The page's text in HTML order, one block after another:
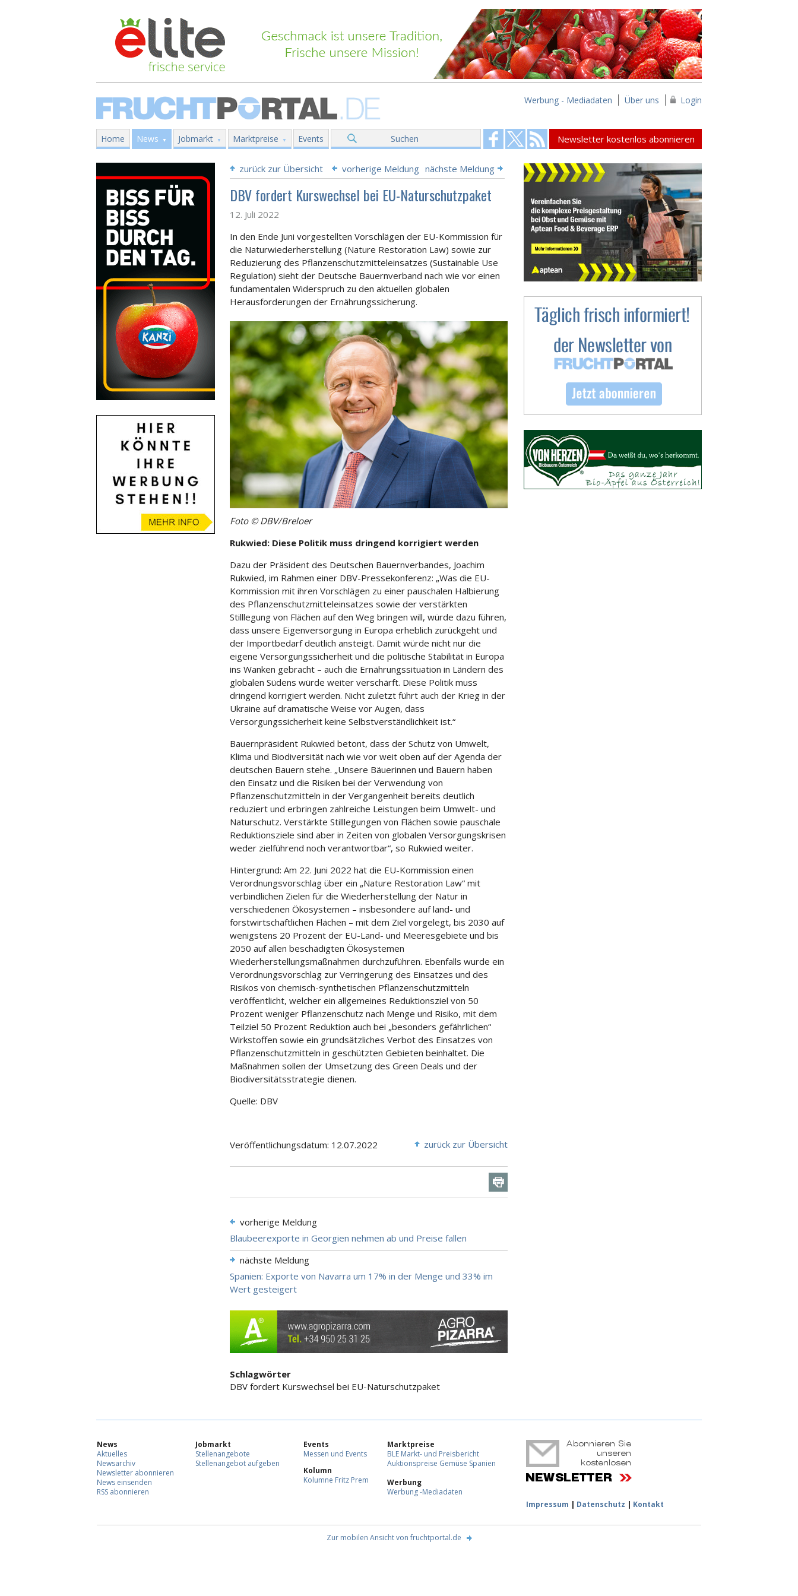
Werbung - Mediadaten Über uns Login
Home News Jobmarkt Marktpreise Events Suchen Newsletter kostenlos abonnieren
zurück zur Übersicht vorherige Meldung nächste Meldung
DBV fordert Kurswechsel bei EU-Naturschutzpaket
12. Juli 2022
In den Ende Juni vorgestellten Vorschlägen der EU-Kommission für
die Naturwiederherstellung (Nature Restoration Law) sowie zur
Reduzierung des Pflanzenschutzmitteleinsatzes (Sustainable Use
Regulation) sieht der Deutsche Bauernverband nach wie vor einen
fundamentalen Widerspruch zu den aktuellen globalen
Herausforderungen der Ernährungssicherung.
Foto © DBV/Breloer
Rukwied: Diese Politik muss dringend korrigiert werden
Dazu der Präsident des Deutschen Bauernverbandes, Joachim
Rukwied, im Rahmen einer DBV-Pressekonferenz: „Was die EU-
Kommission mit ihren Vorschlägen zu einer pauschalen Halbierung
des Pflanzenschutzmitteleinsatzes sowie der verstärkten
Stilllegung von Flächen auf den Weg bringen will, würde dazu führen,
dass unsere Eigenversorgung in Europa erheblich zurückgeht und
der Importbedarf deutlich ansteigt. Damit würde nicht nur die
eigene Versorgungssicherheit und die politische Stabilität in Europa
ins Wanken gebracht – auch die Ernährungssituation in Ländern des
globalen Südens würde weiter verschärft. Diese Politik muss
dringend korrigiert werden. Nicht zuletzt führt auch der Krieg in der
Ukraine auf dramatische Weise vor Augen, dass
Versorgungssicherheit keine Selbstverständlichkeit ist.“
Bauernpräsident Rukwied betont, dass der Schutz von Umwelt,
Klima und Biodiversität nach wie vor weit oben auf der Agenda der
deutschen Bauern stehe. „Unsere Bäuerinnen und Bauern haben
den Einsatz und die Risiken bei der Verwendung von
Pflanzenschutzmitteln in der Vergangenheit bereits deutlich
reduziert und erbringen zahlreiche Leistungen beim Umwelt- und
Naturschutz. Verstärkte Stilllegungen von Flächen sowie pauschale
Reduktionsziele sind aber in Zeiten von globalen Versorgungskrisen
weder zielführend noch verantwortbar“, so Rukwied weiter.
Hintergrund: Am 22. Juni 2022 hat die EU-Kommission einen
Verordnungsvorschlag über ein „Nature Restoration Law“ mit
verbindlichen Zielen für die Wiederherstellung der Natur in
verschiedenen Ökosystemen – insbesondere auf land- und
forstwirtschaftlichen Flächen – mit dem Ziel vorgelegt, bis 2030 auf
wenigstens 20 Prozent der EU-Land- und Meeresgebiete und bis
2050 auf allen beschädigten Ökosystemen
Wiederherstellungsmaßnahmen durchzuführen. Ebenfalls wurde ein
Verordnungsvorschlag zur Verringerung des Einsatzes und des
Risikos von chemisch-synthetischen Pflanzenschutzmitteln
veröffentlicht, welcher ein allgemeines Reduktionsziel von 50
Prozent weniger Pflanzenschutz nach Menge und Risiko, mit dem
Teilziel 50 Prozent Reduktion auch bei „besonders gefährlichen“
Wirkstoffen sowie ein grundsätzliches Verbot des Einsatzes von
Pflanzenschutzmitteln in geschützten Gebieten beinhaltet. Die
Maßnahmen sollen der Umsetzung des Green Deals und der
Biodiversitätsstrategie dienen.
Quelle: DBV
Veröffentlichungsdatum: 12.07.2022 zurück zur Übersicht
vorherige Meldung
Blaubeerexporte in Georgien nehmen ab und Preise fallen
nächste Meldung
Spanien: Exporte von Navarra um 17% in der Menge und 33% im
Wert gesteigert
Schlagwörter
DBV fordert Kurswechsel bei EU-Naturschutzpaket
News
Aktuelles
Newsarchiv
Newsletter abonnieren
News einsenden
RSS abonnieren
Jobmarkt
Stellenangebote
Stellenangebot aufgeben
Events
Messen und Events
Kolumn
Kolumne Fritz Prem
Marktpreise
BLE Markt- und Preisbericht
Auktionspreise Gemüse Spanien
Werbung
Werbung -Mediadaten
Impressum | Datenschutz | Kontakt
Zur mobilen Ansicht von fruchtportal.de